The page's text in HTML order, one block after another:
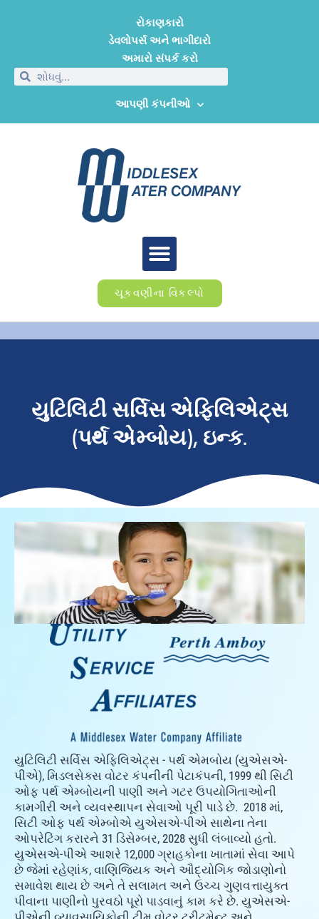
રોકાણકારો
ડેવલોપર્સ અને ભાગીદારો
અમારો સંપર્ક કરો
આપણી કંપનીઓ
ચૂકવણીના વિકલ્પો
યુટિલિટી સર્વિસ એફિલિએટ્સ
(પર્થ એમ્બોય), ઇન્ક.
યુટિલિટી સર્વિસ એફિલિએટ્સ - પર્થ એમબોય (યુએસએ-
પીએ), મિડલસેક્સ વોટર કંપનીની પેટાકંપની, 1999 થી સિટી
ઓફ પર્થ એમ્બોયની પાણી અને ગટર ઉપયોગિતાઓની
કામગીરી અને વ્યવસ્થાપન સેવાઓ પૂરી પાડે છે. 2018 માં,
સિટી ઓફ પર્થ એમ્બોએ યુએસએ-પીએ સાથેના તેના
ઓપરેટિંગ કરારને 31 ડિસેમ્બર, 2028 સુધી લંબાવ્યો હતો.
યુએસએ-પીએ આશરે 12,000 ગ્રાહકોના ખાતામાં સેવા આપે
છે જેમાં રહેણાંક, વાણિજ્યિક અને ઔદ્યોગિક જોડાણોનો
સમાવેશ થાય છે અને તે સલામત અને ઉચ્ચ ગુણવત્તાયુક્ત
પીવાના પાણીનો પુરવઠો પૂરો પાડવાનું કામ કરે છે. યુએસએ-